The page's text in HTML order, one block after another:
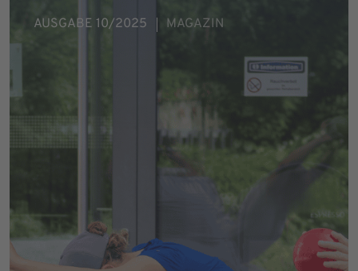
AUSGABE 10/2025 MAGAZIN